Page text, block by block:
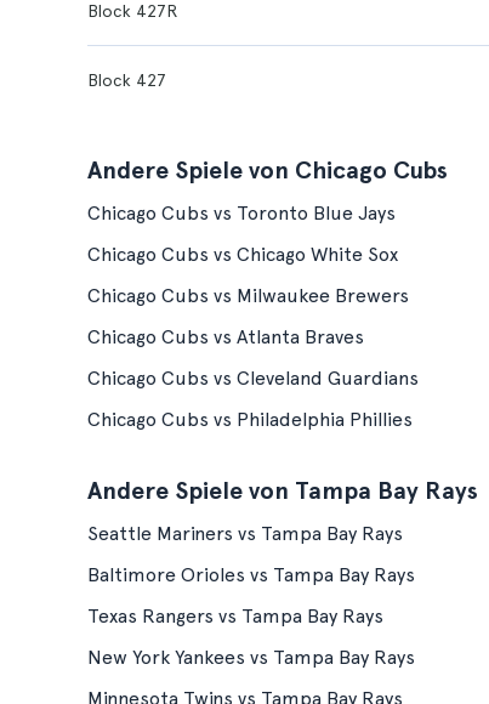
Block 427R
Block 427
Andere Spiele von Chicago Cubs
Chicago Cubs vs Toronto Blue Jays
Chicago Cubs vs Chicago White Sox
Chicago Cubs vs Milwaukee Brewers
Chicago Cubs vs Atlanta Braves
Chicago Cubs vs Cleveland Guardians
Chicago Cubs vs Philadelphia Phillies
Andere Spiele von Tampa Bay Rays
Seattle Mariners vs Tampa Bay Rays
Baltimore Orioles vs Tampa Bay Rays
Texas Rangers vs Tampa Bay Rays
New York Yankees vs Tampa Bay Rays
Minnesota Twins vs Tampa Bay Rays